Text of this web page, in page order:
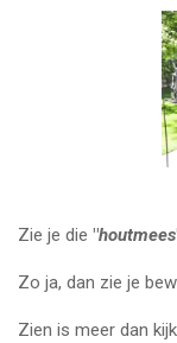
Zie je die "houtmees
Zo ja, dan zie je
Zien is meer dan